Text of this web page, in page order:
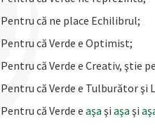
Pentru că ne place Echilibrul;
Pentru că Verde e Optimist;
Pentru că Verde e Creativ, ştie
Pentru că Verde e Tulburător
Pentru că Verde e aşa şi aşa şi